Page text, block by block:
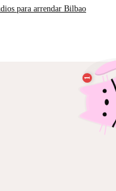
para arrendar Bilbao